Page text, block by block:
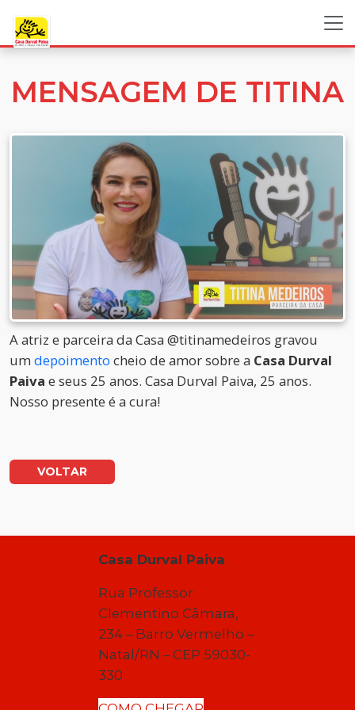
MENSAGEM DE TITINA
A atriz e parceira da Casa @titinamedeiros gravou
um depoimento cheio de amor sobre a Casa Durval
Paiva e seus 25 anos. Casa Durval Paiva, 25 anos.
Nosso presente é a cura!
VOLTAR
Casa Durval Paiva
Rua Professor
Clementino Câmara,
234 – Barro Vermelho –
Natal/RN – CEP 59030-
330